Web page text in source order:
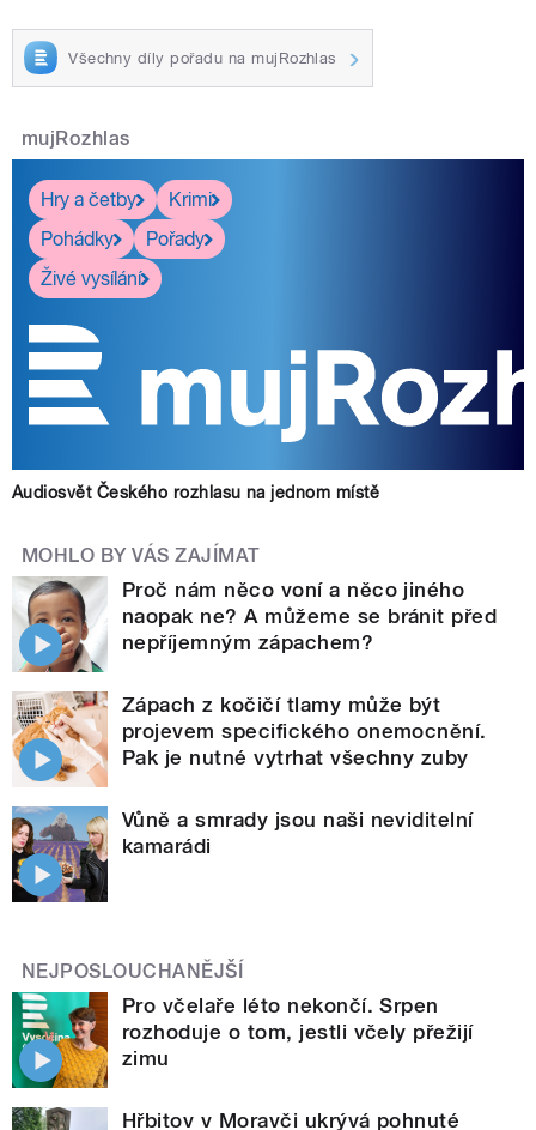
Všechny díly pořadu na mujRozhlas
mujRozhlas
Hry a četby
Krimi
Pohádky
Pořady
Živé vysílání
Audiosvět Českého rozhlasu na jednom místě
MOHLO BY VÁS ZAJÍMAT
Proč nám něco voní a něco jiného
naopak ne? A můžeme se bránit před
nepříjemným zápachem?
Zápach z kočičí tlamy může být
projevem specifického onemocnění.
Pak je nutné vytrhat všechny zuby
Vůně a smrady jsou naši neviditelní
kamarádi
NEJPOSLOUCHANĚJŠÍ
Pro včelaře léto nekončí. Srpen
rozhoduje o tom, jestli včely přežijí
zimu
Hřbitov v Moravči ukrývá pohnuté